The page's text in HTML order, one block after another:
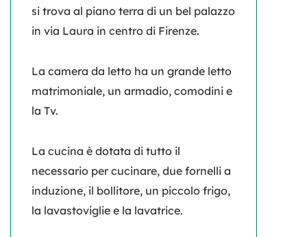
si trova al piano terra di un bel palazzo
in via Laura in centro di Firenze.
La camera da letto ha un grande letto
matrimoniale, un armadio, comodini e
la Tv.
La cucina è dotata di tutto il
necessario per cucinare, due fornelli a
induzione, il bollitore, un piccolo frigo,
la lavastoviglie e la lavatrice.